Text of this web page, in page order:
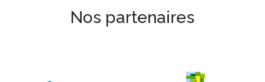
Nos partenaires